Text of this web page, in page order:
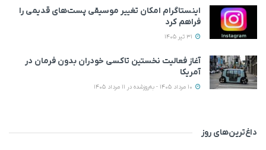
اینستاگرام امکان تغییر موسیقی پست‌های قدیمی را
فراهم کرد
آغاز فعالیت نخستین تاکسی خودران بدون فرمان در
آمریکا
داغ‌ترین‌های روز